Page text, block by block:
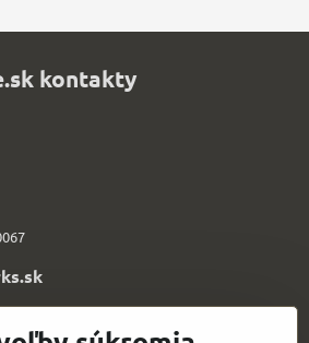
kontakty